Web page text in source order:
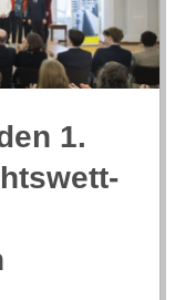
1.